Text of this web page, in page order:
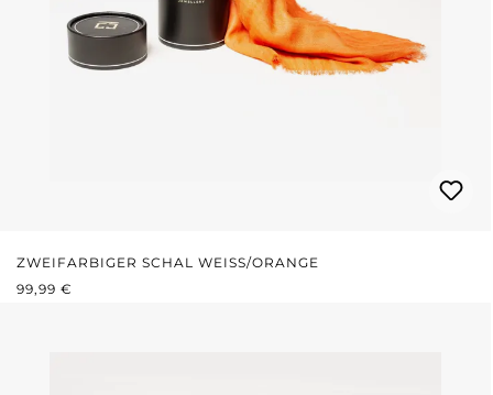
ZWEIFARBIGER SCHAL WEISS/ORANGE
REGULÄRER PREIS:
99,99 €